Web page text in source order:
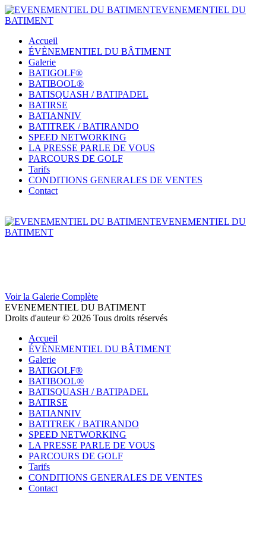
EVENEMENTIEL DU
BATIMENT
Accueil
ÉVÈNEMENTIEL DU BÂTIMENT
Galerie
BATIGOLF®
BATIBOOL®
BATISQUASH / BATIPADEL
BATIRSE
BATIANNIV
BATITREK / BATIRANDO
SPEED NETWORKING
LA PRESSE PARLE DE VOUS
PARCOURS DE GOLF
Tarifs
CONDITIONS GENERALES DE VENTES
Contact
EVENEMENTIEL DU
BATIMENT
Voir la Galerie Complète
EVENEMENTIEL DU BATIMENT
Droits d'auteur © 2026 Tous droits réservés
Accueil
ÉVÈNEMENTIEL DU BÂTIMENT
Galerie
BATIGOLF®
BATIBOOL®
BATISQUASH / BATIPADEL
BATIRSE
BATIANNIV
BATITREK / BATIRANDO
SPEED NETWORKING
LA PRESSE PARLE DE VOUS
PARCOURS DE GOLF
Tarifs
CONDITIONS GENERALES DE VENTES
Contact